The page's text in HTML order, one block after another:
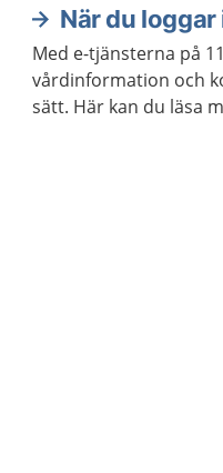
När du loggar
Med e-tjänsterna på
vårdinformation och
sätt. Här kan du läsa